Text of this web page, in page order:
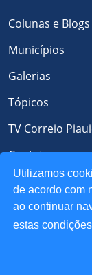
Utilizamos
de acordo com
ao continuar
estas
Colunas e Blogs
Municípios
Galerias
Tópicos
TV Correio
Contato
Política de
REDES